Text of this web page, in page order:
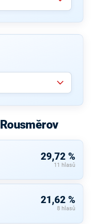
29,72 %
11 hlasů
21,62 %
8 hlasů